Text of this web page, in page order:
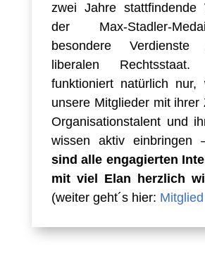
zwei Jahre statt­findende
der Max-Stadler-
besondere
liberalen
funktioniert natürlich nur,
unsere Mitglieder mit ihrer
Organisations­talent und
wissen aktiv
sind alle engagierten
mit viel Elan herzlich
(weiter geht´s hier: